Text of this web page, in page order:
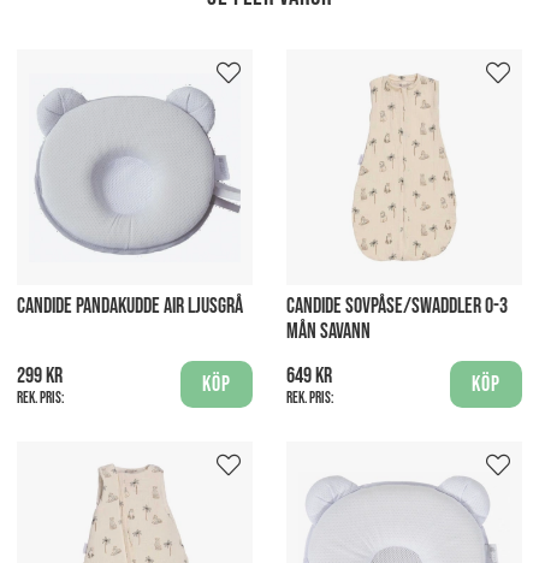
CANDIDE PANDAKUDDE AIR LJUSGRÅ
299 kr
Rek. pris:
Köp
CANDIDE SOVPÅSE/SWADDLER 0-3
MÅN SAVANN
649 kr
Rek. pris:
Köp